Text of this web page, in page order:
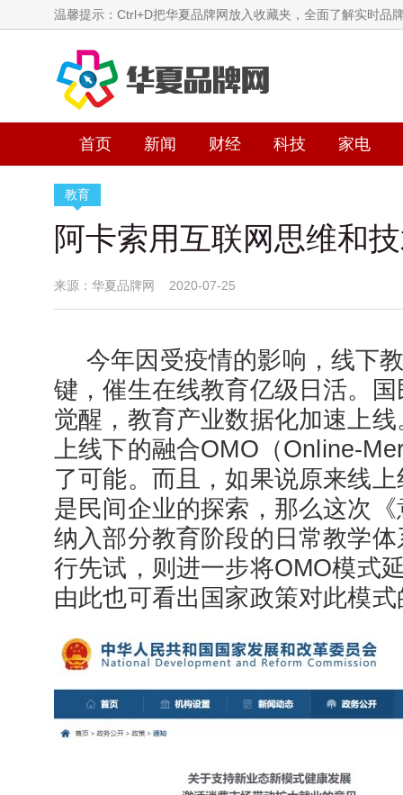
温馨提示：Ctrl+D把华夏品牌网放入收藏夹，全面了解实时品
首页 新闻 财经 科技 家电
教育
阿卡索用互联网思维和
来源：华夏品牌网 2020-07-25
今年因受疫情的影响，线下
键，催生在线教育亿级日活。
觉醒，教育产业数据化加速上
上线下的融合OMO（Online-
了可能。而且，如果说原来线
是民间企业的探索，那么这次
纳入部分教育阶段的日常教学
行先试，则进一步将OMO模式
由此也可看出国家政策对此模